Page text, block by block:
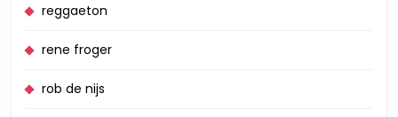
reggaeton
rene froger
rob de nijs